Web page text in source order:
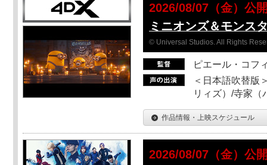
2026/08/07（金）公
ミニオンズ＆モンス
© Universal Studios. All Rights
ピエール・コフ
＜日本語吹替版
リィズ）/寺家（
作品情報・上映スケジュール
2026/08/07（金）公